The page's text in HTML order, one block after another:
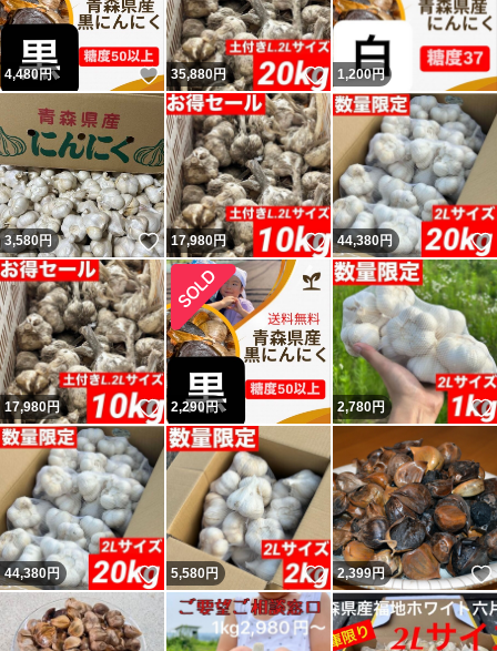
4,480円 いいね！
35,880円 いいね！
1,200円
3,580円 いいね！
17,980円 いいね！
44,380円
17,980円 いいね！
2,290円 2,780円
44,380円 いいね！
5,580円 いいね！
2,399円